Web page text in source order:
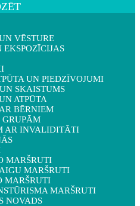
VĒSTURE
EKSPOZĪCIJAS
UN PIEDZĪVOJUMI
SKAISTUMS
ATPŪTA
BĒRNIEM
GRUPĀM
AR INVALIDITĀTI
MARŠRUTI
MARŠRUTI
MARŠRUTI
MARŠRUTI
NOVADS